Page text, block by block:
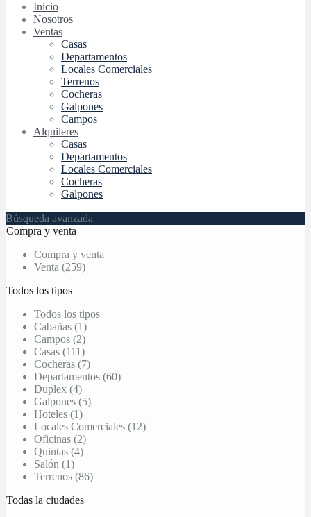
Inicio
Nosotros
Ventas
Casas
Departamentos
Locales Comerciales
Terrenos
Cocheras
Galpones
Campos
Alquileres
Casas
Departamentos
Locales Comerciales
Cocheras
Galpones
Búsqueda avanzada
Compra y venta
Compra y venta
Venta (259)
Todos los tipos
Todos los tipos
Cabañas (1)
Campos (2)
Casas (111)
Cocheras (7)
Departamentos (60)
Duplex (4)
Galpones (5)
Hoteles (1)
Locales Comerciales (12)
Oficinas (2)
Quintas (4)
Salón (1)
Terrenos (86)
Todas la ciudades